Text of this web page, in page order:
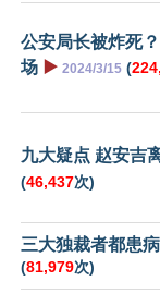
公安局长被炸死
场 ▶️ 2024/3/15 (
九大疑点 赵安吉
(46,437次)
三大独裁者都患
(81,979次)